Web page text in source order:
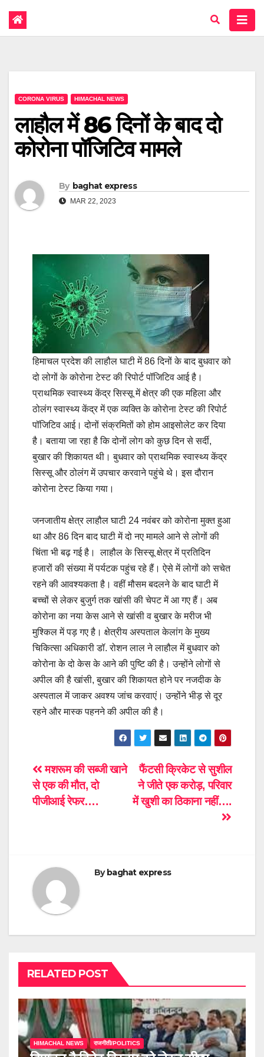
CORONA VIRUS HIMACHAL NEWS
लाहौल में 86 दिनों के बाद दो
कोरोना पॉजिटिव मामले
By baghat express
MAR 22, 2023
हिमाचल प्रदेश की लाहौल घाटी में 86 दिनों के बाद बुधवार को
दो लोगों के कोरोना टेस्ट की रिपोर्ट पॉजिटिव आई है।
प्राथमिक स्वास्थ्य केंद्र सिस्सू में क्षेत्र की एक महिला और
ठोलंग स्वास्थ्य केंद्र में एक व्यक्ति के कोरोना टेस्ट की रिपोर्ट
पॉजिटिव आई। दोनों संक्रमितों को होम आइसोलेट कर दिया
है। बताया जा रहा है कि दोनों लोग को कुछ दिन से सर्दी,
बुखार की शिकायत थी। बुधवार को प्राथमिक स्वास्थ्य केंद्र
सिस्सू और ठोलंग में उपचार करवाने पहुंचे थे। इस दौरान
कोरोना टेस्ट किया गया।
जनजातीय क्षेत्र लाहौल घाटी 24 नवंबर को कोरोना मुक्त हुआ
था और 86 दिन बाद घाटी में दो नए मामले आने से लोगों की
चिंता भी बढ़ गई है। लाहौल के सिस्सू क्षेत्र में प्रतिदिन
हजारों की संख्या में पर्यटक पहुंच रहे हैं। ऐसे में लोगों को सचेत
रहने की आवश्यकता है। वहीं मौसम बदलने के बाद घाटी में
बच्चों से लेकर बुजुर्ग तक खांसी की चेपट में आ गए हैं। अब
कोरोना का नया केस आने से खांसी व बुखार के मरीज भी
मुश्किल में पड़ गए है। क्षेत्रीय अस्पताल केलांग के मुख्य
चिकित्सा अधिकारी डॉ. रोशन लाल ने लाहौल में बुधवार को
कोरोना के दो केस के आने की पुष्टि की है। उन्होंने लोगों से
अपील की है खांसी, बुखार की शिकायत होने पर नजदीक के
अस्पताल में जाकर अवश्य जांच करवाएं। उन्होंने भीड़ से दूर
रहने और मास्क पहनने की अपील की है।
Post
navigation
फैंटसी क्रिकेट से सुशील
ने जीते एक करोड़, परिवार
में खुशी का ठिकाना नहीं….
मशरूम की सब्जी खाने
से एक की मौत, दो
पीजीआई रेफर….
Bybaghat express
RELATED POST
HIMACHAL NEWS राजनीती/POLITICS